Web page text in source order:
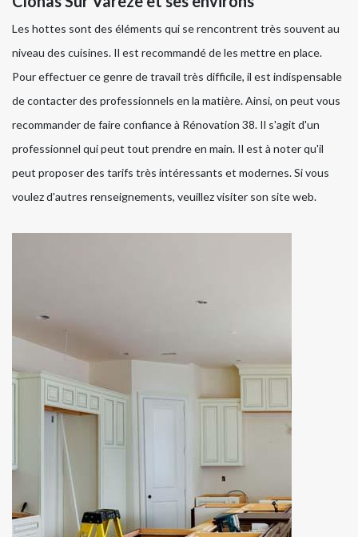
Les hottes sont des éléments qui se rencontrent très souvent au
niveau des cuisines. Il est recommandé de les mettre en place.
Pour effectuer ce genre de travail très difficile, il est indispensable
de contacter des professionnels en la matière. Ainsi, on peut vous
recommander de faire confiance à Rénovation 38. Il s'agit d'un
professionnel qui peut tout prendre en main. Il est à noter qu'il
peut proposer des tarifs très intéressants et modernes. Si vous
voulez d'autres renseignements, veuillez visiter son site web.